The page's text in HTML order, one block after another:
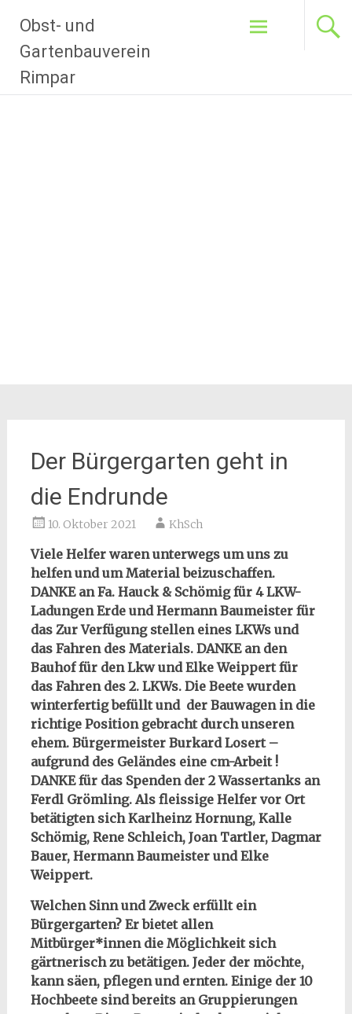
Inhalt
springen
Obst- und
Gartenbauverein
Rimpar
Der Bürgergarten geht in
die Endrunde
10. Oktober 2021 KhSch
Viele Helfer waren unterwegs um uns zu
helfen und um Material beizuschaffen.
DANKE an Fa. Hauck & Schömig für 4 LKW-
Ladungen Erde und Hermann Baumeister für
das Zur Verfügung stellen eines LKWs und
das Fahren des Materials. DANKE an den
Bauhof für den Lkw und Elke Weippert für
das Fahren des 2. LKWs. Die Beete wurden
winterfertig befüllt und der Bauwagen in die
richtige Position gebracht durch unseren
ehem. Bürgermeister Burkard Losert –
aufgrund des Geländes eine cm-Arbeit !
DANKE für das Spenden der 2 Wassertanks an
Ferdl Grömling. Als fleissige Helfer vor Ort
betätigten sich Karlheinz Hornung, Kalle
Schömig, Rene Schleich, Joan Tartler, Dagmar
Bauer, Hermann Baumeister und Elke
Weippert.
Welchen Sinn und Zweck erfüllt ein
Bürgergarten? Er bietet allen
Mitbürger*innen die Möglichkeit sich
gärtnerisch zu betätigen. Jeder der möchte,
kann säen, pflegen und ernten. Einige der 10
Hochbeete sind bereits an Gruppierungen